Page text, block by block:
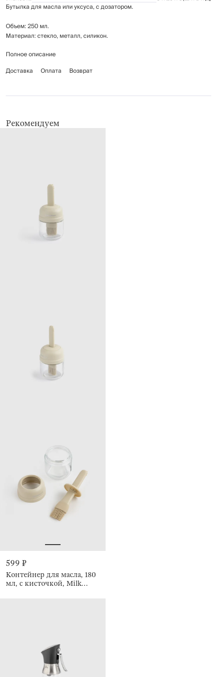
Бутылка для масла или уксуса, с дозатором.
Объем: 250 мл.
Материал: стекло, металл, силикон.
Рекомендуется мыть вручную с применением мягких моющих средств.
губки. Можно мыть в посудомоечной машине на щадящем режиме для
Полное описание
Доставка
Оплата Возврат
Рекомендуем
599 ₽
Контейнер для масла, 180
мл, с кисточкой, Milk